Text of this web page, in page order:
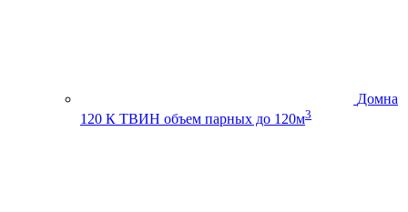
Домна
120 К ТВИН объем парных до 120м3